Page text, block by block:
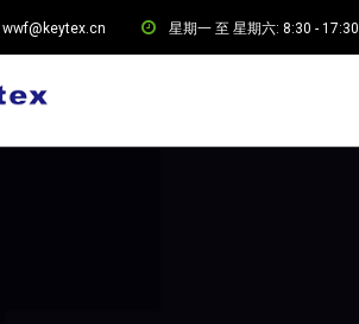
wwf@keytex.cn 星期一 至 星期六: 8:30 - 17:30